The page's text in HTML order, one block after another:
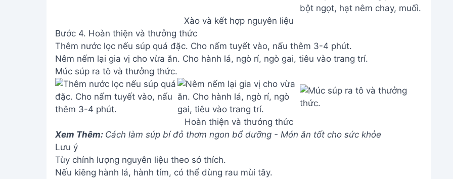
Xào và kết hợp nguyên liệu
Bước 4. Hoàn thiện và thưởng thức
Thêm nước lọc nếu súp quá đặc. Cho nấm tuyết vào, nấu thêm 3-4 phút.
Nêm nếm lại gia vị cho vừa ăn. Cho hành lá, ngò rí, ngò gai, tiêu vào trang trí.
Múc súp ra tô và thưởng thức.
Hoàn thiện và thưởng thức
Xem Thêm: Cách làm súp bí đỏ thơm ngon bổ dưỡng - Món ăn tốt cho sức khỏe
Lưu ý
Tùy chỉnh lượng nguyên liệu theo sở thích.
Nếu kiêng hành lá, hành tím, có thể dùng rau mùi tây.